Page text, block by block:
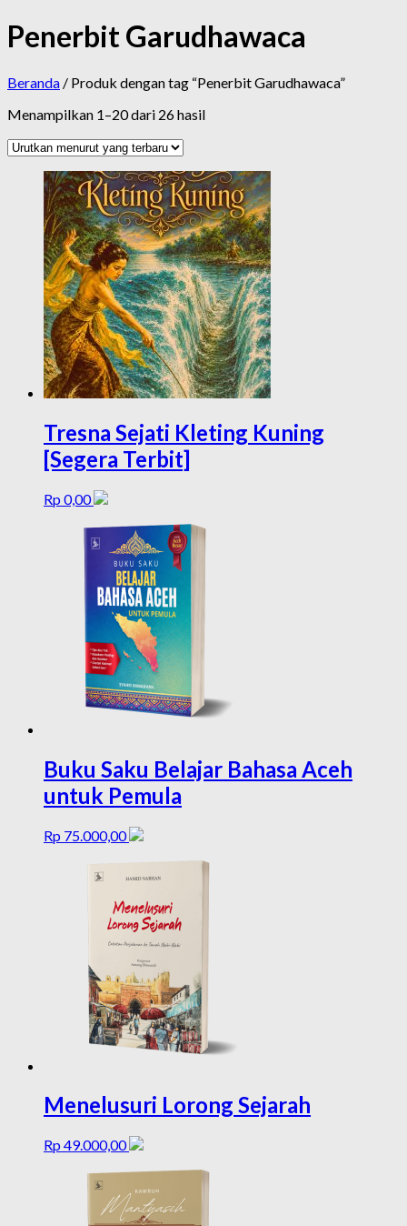
Penerbit Garudhawaca
Beranda / Produk dengan tag “Penerbit Garudhawaca”
Menampilkan 1–20 dari 26 hasilDiurutkan
Tresna Sejati Kleting Kuning
[Segera Terbit]
Rp 0,00
Buku Saku Belajar Bahasa Aceh
untuk Pemula
Rp 75.000,00
Menelusuri Lorong Sejarah
Rp 49.000,00